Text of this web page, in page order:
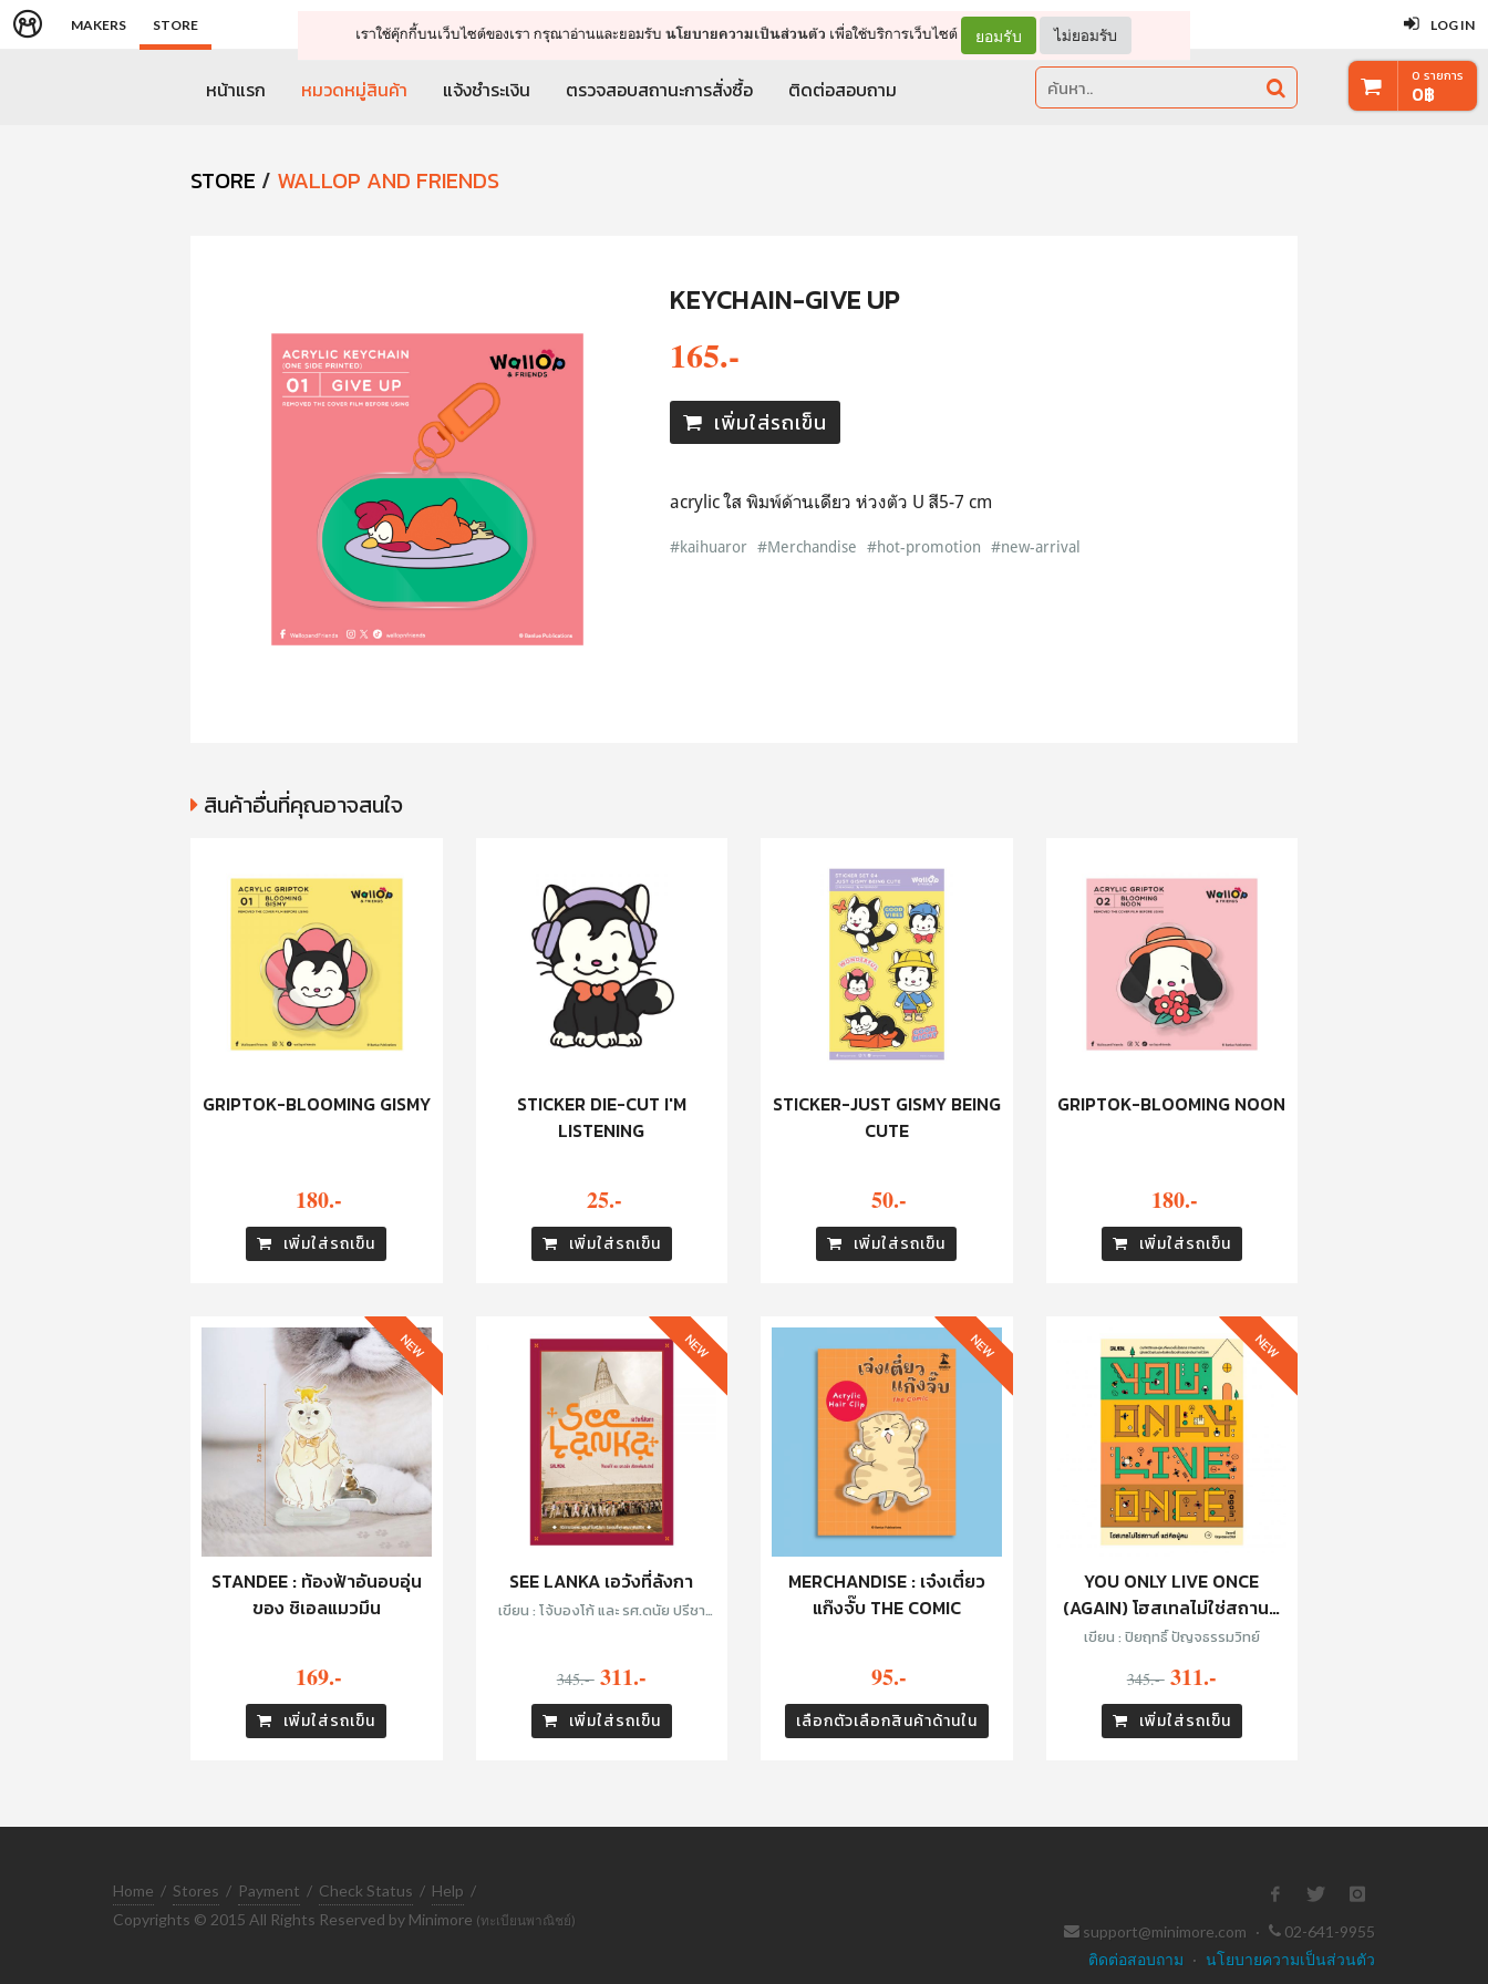
ปิด
จัดการรถเข็น ดำเนินการต่อ
MAKERS STORE LOG IN
เราใช้คุ๊กกี้บนเว็บไซต์ของเรา กรุณาอ่านและยอมรับนโยบายความเป็นส่วนตัว เพื่อใช้บริการเว็บไซต์ ยอมรับ ไม่ยอมรับ
หน้าแรก หมวดหมู่สินค้า แจ้งชำระเงิน ตรวจสอบสถานะการสั่งซื้อ ติดต่อสอบถาม
0 รายการ
0฿
STORE / WALLOP AND FRIENDS
KEYCHAIN-GIVE UP
165.-
เพิ่มใส่รถเข็น
acrylic ใส พิมพ์ด้านเดียว ห่วงตัว U สี5-7 cm
#kaihuaror #Merchandise #hot-promotion #new-arrival
สินค้าอื่นที่คุณอาจสนใจ
GRIPTOK-BLOOMING GISMY
180.-
เพิ่มใส่รถเข็น
STICKER DIE-CUT I'M
LISTENING
25.-
เพิ่มใส่รถเข็น
STICKER-JUST GISMY BEING
CUTE
50.-
เพิ่มใส่รถเข็น
GRIPTOK-BLOOMING NOON
180.-
เพิ่มใส่รถเข็น
STANDEE : ท้องฟ้าอันอบอุ่น
ของ ชิเอลแมวมึน
169.-
เพิ่มใส่รถเข็น
NEW
SEE LANKA เอวังที่ลังกา
เขียน : โจ้บองโก้ และ รศ.ดนัย ปรีชา
345.- 311.-
เพิ่มใส่รถเข็น
NEW
MERCHANDISE : เจ๋งเตี๋ยว
แก๊งจั๊บ THE COMIC
95.-
เลือกตัวเลือกสินค้าด้านใน
NEW
YOU ONLY LIVE ONCE
(AGAIN) โฮสเทลไม่ใช่สถานที่
แต่คือผู้คน
เขียน : ปิยฤทธิ์ ปัญจธรรมวิทย์
345.- 311.-
เพิ่มใส่รถเข็น
NEW
Home / Stores / Payment / Check Status / Help /
Copyrights © 2015 All Rights Reserved by Minimore (ทะเบียนพาณิชย์)
support@minimore.com ·
02-641-9955
ติดต่อสอบถาม · นโยบายความเป็นส่วนตัว